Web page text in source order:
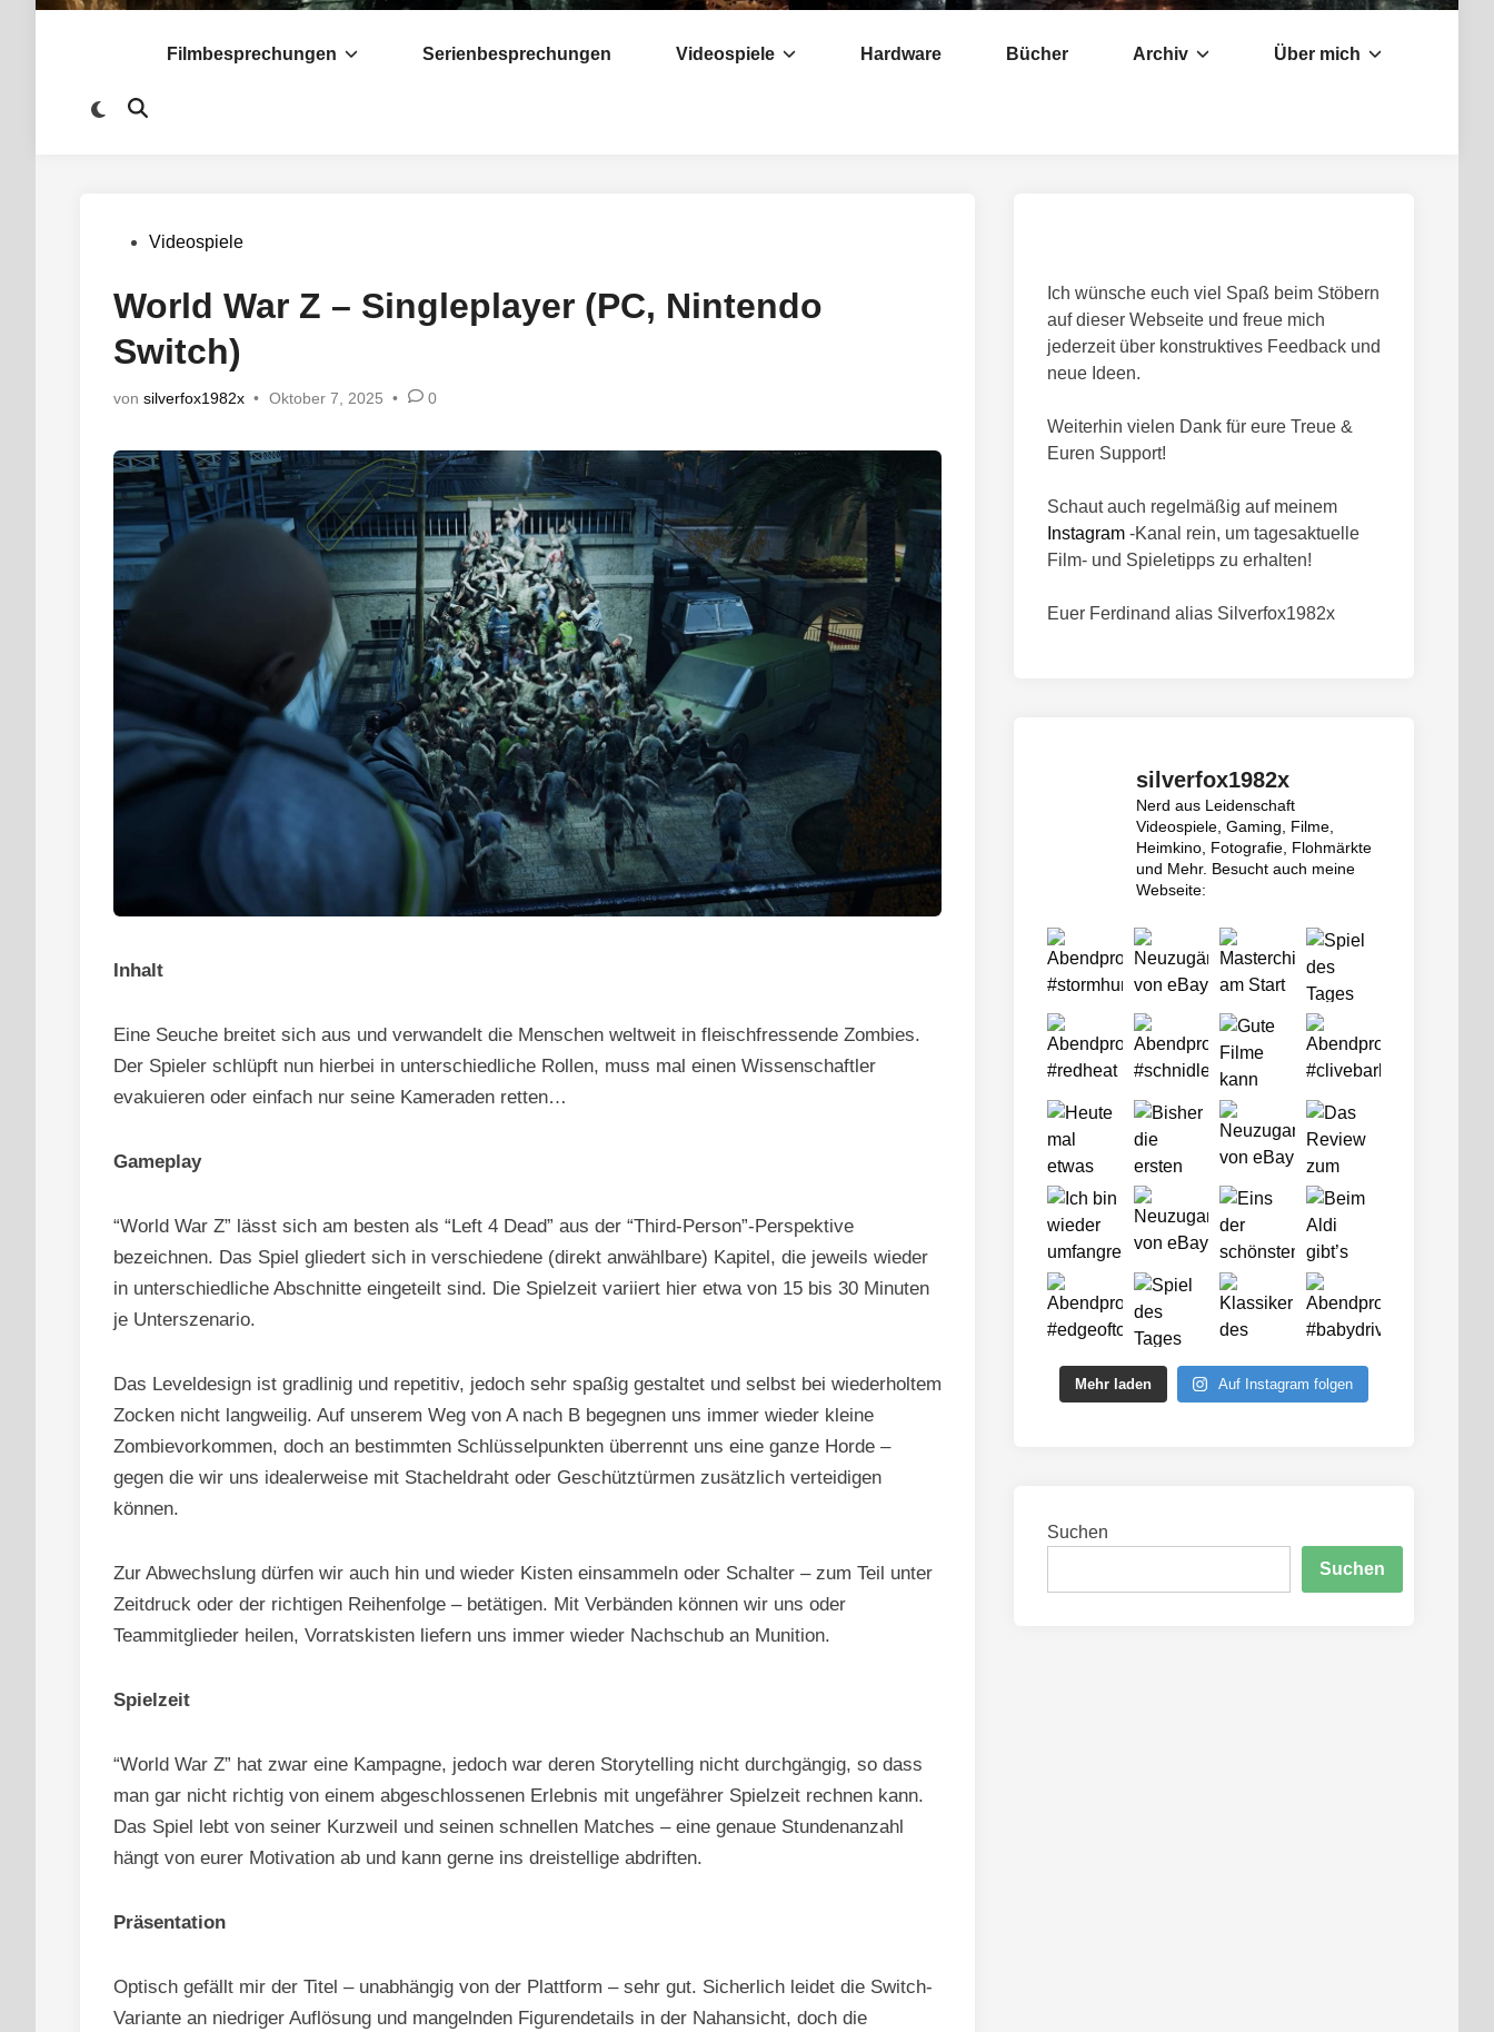
Filmbesprechungen Serienbesprechungen Videospiele Hardware Bücher Archiv Über mich
Zu
Suche
Veröffentlicht
Videospiele
World War Z – Singleplayer (PC, Nintendo
Switch)
von silverfox1982x • Oktober 7, 2025 • 0
Inhalt
Eine Seuche breitet sich aus und verwandelt die Menschen weltweit in fleischfressende Zombies.
Der Spieler schlüpft nun hierbei in unterschiedliche Rollen, muss mal einen Wissenschaftler
evakuieren oder einfach nur seine Kameraden retten…
Gameplay
“World War Z” lässt sich am besten als “Left 4 Dead” aus der “Third-Person”-Perspektive
bezeichnen. Das Spiel gliedert sich in verschiedene (direkt anwählbare) Kapitel, die jeweils wieder
in unterschiedliche Abschnitte eingeteilt sind. Die Spielzeit variiert hier etwa von 15 bis 30 Minuten
je Unterszenario.
Das Leveldesign ist gradlinig und repetitiv, jedoch sehr spaßig gestaltet und selbst bei wiederholtem
Zocken nicht langweilig. Auf unserem Weg von A nach B begegnen uns immer wieder kleine
Zombievorkommen, doch an bestimmten Schlüsselpunkten überrennt uns eine ganze Horde –
gegen die wir uns idealerweise mit Stacheldraht oder Geschütztürmen zusätzlich verteidigen
können.
Zur Abwechslung dürfen wir auch hin und wieder Kisten einsammeln oder Schalter – zum Teil unter
Zeitdruck oder der richtigen Reihenfolge – betätigen. Mit Verbänden können wir uns oder
Teammitglieder heilen, Vorratskisten liefern uns immer wieder Nachschub an Munition.
Spielzeit
“World War Z” hat zwar eine Kampagne, jedoch war deren Storytelling nicht durchgängig, so dass
man gar nicht richtig von einem abgeschlossenen Erlebnis mit ungefährer Spielzeit rechnen kann.
Das Spiel lebt von seiner Kurzweil und seinen schnellen Matches – eine genaue Stundenanzahl
hängt von eurer Motivation ab und kann gerne ins dreistellige abdriften.
Präsentation
Optisch gefällt mir der Titel – unabhängig von der Plattform – sehr gut. Sicherlich leidet die Switch-
Variante an niedriger Auflösung und mangelnden Figurendetails in der Nahansicht, doch die
Ich wünsche euch viel Spaß beim Stöbern
auf dieser Webseite und freue mich
jederzeit über konstruktives Feedback und
neue Ideen.
Weiterhin vielen Dank für eure Treue &
Euren Support!
Schaut auch regelmäßig auf meinem
Instagram -Kanal rein, um tagesaktuelle
Film- und Spieletipps zu erhalten!
Euer Ferdinand alias Silverfox1982x
silverfox1982x
Nerd aus Leidenschaft
Videospiele, Gaming, Filme,
Heimkino, Fotografie, Flohmärkte
und Mehr. Besucht auch meine
Webseite:
Mehr laden Auf Instagram folgen
Suchen
Suchen